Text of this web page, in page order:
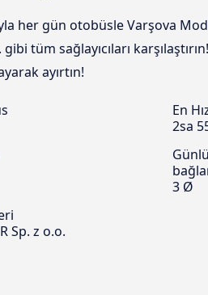
her gün otobüsle Varşova
gibi tüm sağlayıcıları
ayırtın!
En
2sa
3 Ø
Sp. z o.o.